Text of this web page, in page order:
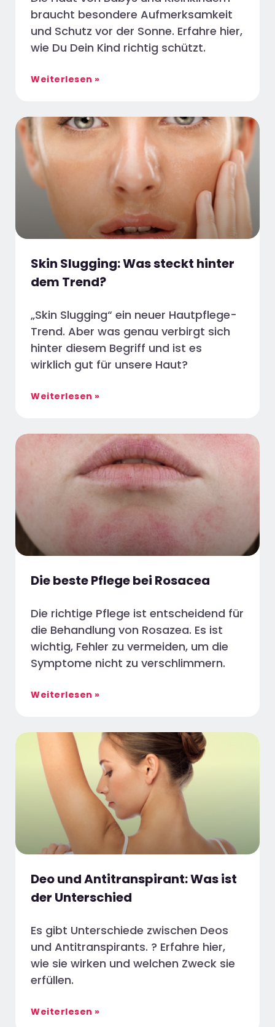
braucht besondere Aufmerksamkeit
und Schutz vor der Sonne. Erfahre hier,
wie Du Dein Kind richtig schützt.
Weiterlesen »
Skin Slugging: Was steckt hinter
dem Trend?
„Skin Slugging“ ein neuer Hautpflege-
Trend. Aber was genau verbirgt sich
hinter diesem Begriff und ist es
wirklich gut für unsere Haut?
Weiterlesen »
Die beste Pflege bei Rosacea
Die richtige Pflege ist entscheidend für
die Behandlung von Rosazea. Es ist
wichtig, Fehler zu vermeiden, um die
Symptome nicht zu verschlimmern.
Weiterlesen »
Deo und Antitranspirant: Was ist
der Unterschied
Es gibt Unterschiede zwischen Deos
und Antitranspirants. ? Erfahre hier,
wie sie wirken und welchen Zweck sie
erfüllen.
Weiterlesen »